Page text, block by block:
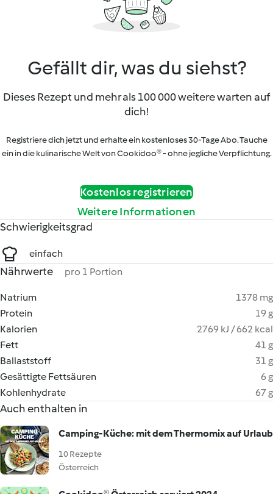
Gefällt dir, was du siehst?
Dieses Rezept und mehr als 100 000 weitere warten auf
dich!
Registriere dich jetzt und erhalte ein kostenloses 30-Tage Abo. Tauche
ein in die kulinarische Welt von Cookidoo® - ohne jegliche Verpflichtung.
Kostenlos registrieren
Weitere Informationen
Schwierigkeitsgrad
einfach
Nährwerte pro 1 Portion
Natrium
1378 mg
Protein
19 g
Kalorien
2769 kJ / 662 kcal
Fett
41 g
Ballaststoff
31 g
Gesättigte Fettsäuren
6 g
Kohlenhydrate
67 g
Auch enthalten in
Camping-Küche: mit dem Thermomix auf Urlaub
10 Rezepte
Österreich